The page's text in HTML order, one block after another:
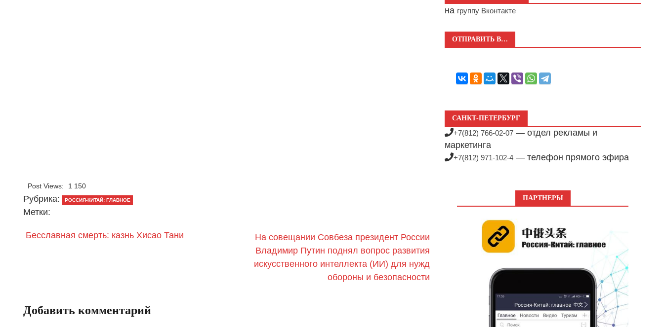
Post Views: 1 150
Рубрика: РОССИЯ-КИТАЙ: ГЛАВНОЕ
Метки:
Бесславная смерть: казнь Хисао Тани
На совещании Совбеза президент России
Владимир Путин поднял вопрос развития
искусственного интеллекта (ИИ) для нужд
обороны и безопасности
Добавить комментарий
на группу Вконтакте
ОТПРАВИТЬ В…
САНКТ-ПЕТЕРБУРГ
+7(812) 766-02-07 — отдел рекламы и
маркетинга
+7(812) 971-102-4 — телефон прямого эфира
ПАРТНЕРЫ